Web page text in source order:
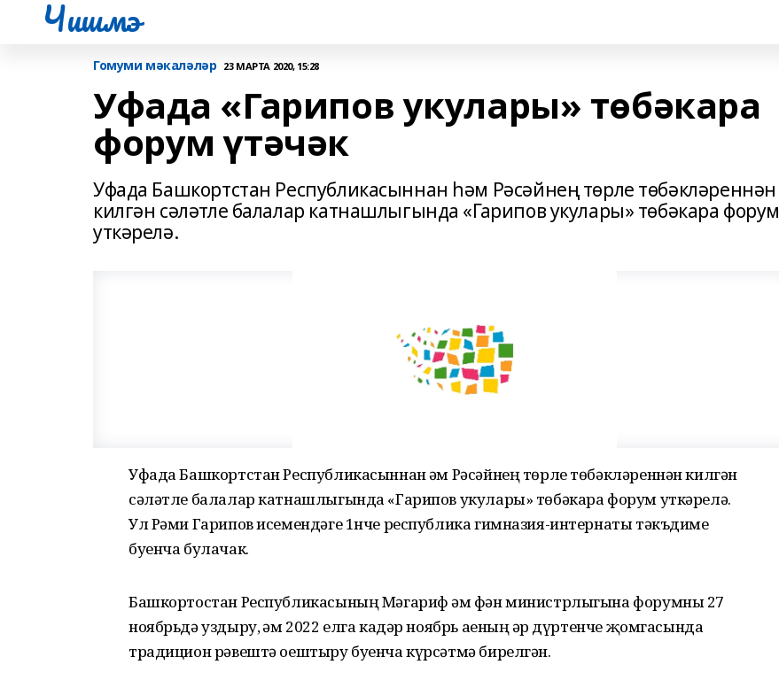
Чишмэ
Гомуми мәкаләләр 23 МАРТА 2020, 15:28
Уфада «Гарипов укулары» төбәкара
форум үтәчәк
Уфада Башкортстан Республикасыннан һәм Рәсәйнең төрле төбәкләреннән
килгән сәләтле балалар катнашлыгында «Гарипов укулары» төбәкара форум
уткәрелә.
Уфада Башкортстан Республикасыннан һәм Рәсәйнең төрле төбәкләреннән килгән
сәләтле балалар катнашлыгында «Гарипов укулары» төбәкара форум уткәрелә.
Ул Рәми Гарипов исемендәге 1нче республика гимназия-интернаты тәкъдиме
буенча булачак.
Башкортостан Республикасының Мәгариф һәм фән министрлыгына форумны 27
ноябрьдә уздыру, һәм 2022 елга кадәр ноябрь аеның һәр дүртенче җомгасында
традицион рәвештә оештыру буенча күрсәтмә бирелгән.